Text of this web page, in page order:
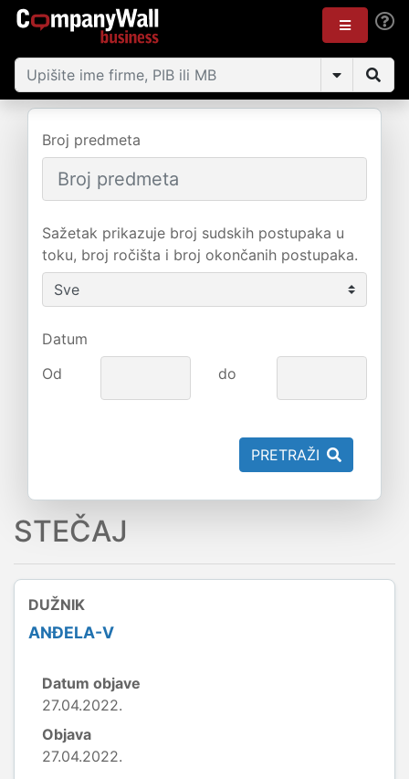
Broj predmeta
Sažetak prikazuje broj sudskih postupaka u
toku, broj ročišta i broj okončanih postupaka.
Datum
Od
do
PRETRAŽI
STEČAJ
DUŽNIK
ANĐELA-V
Datum objave
27.04.2022.
Objava
27.04.2022.